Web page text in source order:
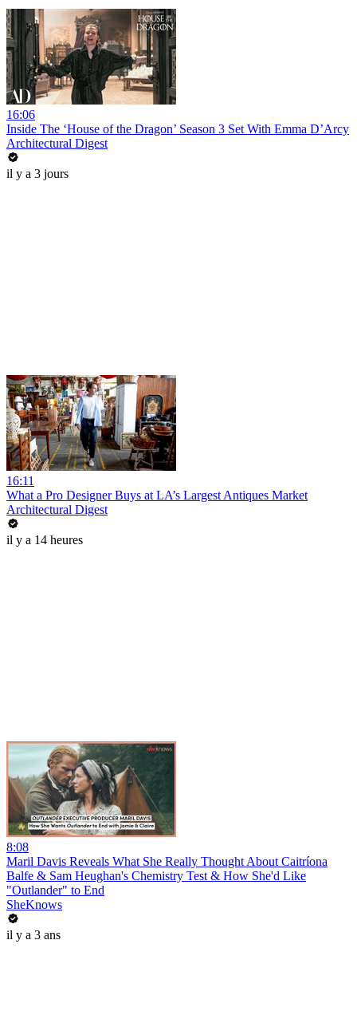
16:06
Inside The ‘House of the Dragon’ Season 3 Set With Emma D’Arcy
Architectural Digest
il y a 3 jours
16:11
What a Pro Designer Buys at LA’s Largest Antiques Market
Architectural Digest
il y a 14 heures
8:08
Maril Davis Reveals What She Really Thought About Caitríona
Balfe & Sam Heughan's Chemistry Test & How She'd Like
"Outlander" to End
SheKnows
il y a 3 ans